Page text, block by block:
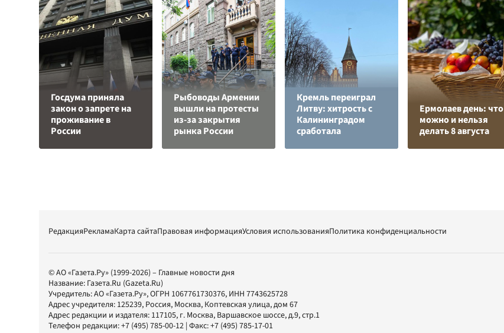
Госдума приняла
закон о запрете на
проживание в
России
Рыбоводы Армении
вышли на протесты
из-за закрытия
рынка России
Кремль переиграл
Литву: хитрость с
Калининградом
сработала
Ермолаев день: что
можно и нельзя
делать 8 августа
РедакцияРекламаКарта сайтаПравовая информацияУсловия использованияПолитика конфиденциальности
© АО «Газета.Ру» (1999-2026) – Главные новости дня
Название: Газета.Ru (Gazeta.Ru)
Учредитель:АО «Газета.Ру», ОГРН 1067761730376, ИНН 7743625728
Адрес учредителя: 125239, Россия, Москва, Коптевская улица, дом 67
Адрес редакции и издателя: 117105, г. Москва, Варшавское шоссе, д.9, стр.1
Телефон редакции:+7 (495) 785-00-12 | Факс:+7 (495) 785-17-01